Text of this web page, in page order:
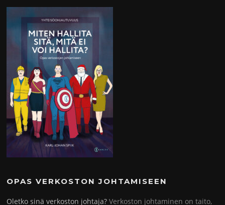
OPAS VERKOSTON JOHTAMISEEN
Oletko sinä verkoston johtaja? Verkoston johtaminen on taito,